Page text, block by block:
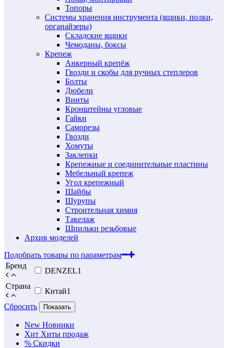
Топоры
Системы хранения инструмента (ящики, полки,
органайзеры)
Складские ящики
Чемоданы, боксы
Крепеж
Анкерный крепёж
Гвозди и скобы для ручных степлеров
Болты
Дюбели
Винты
Кронштейны угловые
Гайки
Саморезы
Гвозди
Хомуты
Заклепки
Крепежные и соединительные пластины
Мебельный крепеж
Угол крепежный
Шайбы
Шурупы
Строительная химия
Такелаж
Шпильки резьбовые
Архив моделей
Подобрать товары по параметрам
Бренд
DENZEL1
Страна
Китай1
Сбросить
Показать
New Новинки
Хит Хиты продаж
% Скидки